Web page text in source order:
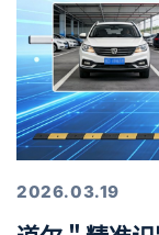
2026.03.19